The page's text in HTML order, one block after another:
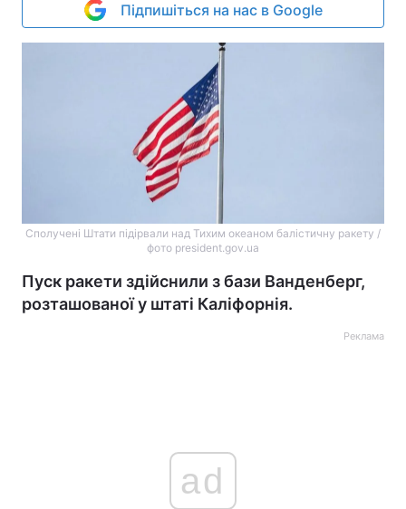
Підпишіться на нас в Google
Сполучені Штати підірвали над Тихим океаном балістичну ракету /
фото president.gov.ua
Пуск ракети здійснили з бази Ванденберг,
розташованої у штаті Каліфорнія.
Реклама
ad